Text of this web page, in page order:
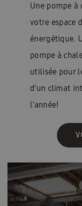
Une pompe à
votre espace
énergétique.
pompe à
utilisée pour
d'un climat
l'année!